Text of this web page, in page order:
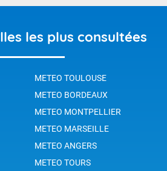
les plus consultées
METEO TOULOUSE
METEO BORDEAUX
METEO MONTPELLIER
METEO MARSEILLE
METEO ANGERS
METEO TOURS